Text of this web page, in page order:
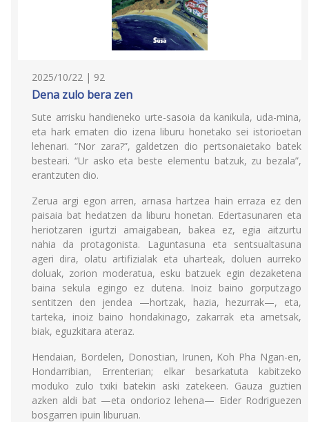
2025/10/22 | 92
Dena zulo bera zen
Sute arrisku handieneko urte-sasoia da kanikula, uda-mina,
eta hark ematen dio izena liburu honetako sei istorioetan
lehenari. “Nor zara?”, galdetzen dio pertsonaietako batek
besteari. “Ur asko eta beste elementu batzuk, zu bezala”,
erantzuten dio.
Zerua argi egon arren, arnasa hartzea hain erraza ez den
paisaia bat hedatzen da liburu honetan. Edertasunaren eta
heriotzaren igurtzi amaigabean, bakea ez, egia aitzurtu
nahia da protagonista. Laguntasuna eta sentsualtasuna
ageri dira, olatu artifizialak eta uharteak, doluen aurreko
doluak, zorion moderatua, esku batzuek egin dezaketena
baina sekula egingo ez dutena. Inoiz baino gorputzago
sentitzen den jendea —hortzak, hazia, hezurrak—, eta,
tarteka, inoiz baino hondakinago, zakarrak eta ametsak,
biak, eguzkitara ateraz.
Hendaian, Bordelen, Donostian, Irunen, Koh Pha Ngan-en,
Hondarribian, Errenterian; elkar besarkatuta kabitzeko
moduko zulo txiki batekin aski zatekeen. Gauza guztien
azken aldi bat —eta ondorioz lehena— Eider Rodriguezen
bosgarren ipuin liburuan.